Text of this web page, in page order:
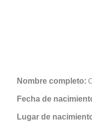
Nombre completo:
Fecha de
Lugar de